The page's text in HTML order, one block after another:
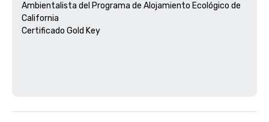
Ambientalista del Programa de Alojamiento Ecológico de
California
Certificado Gold Key